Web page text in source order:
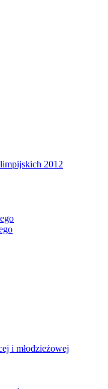
2012
i młodzieżowej